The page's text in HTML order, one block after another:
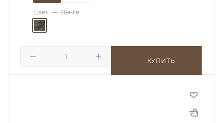
Цвет — Венге
КУПИТЬ